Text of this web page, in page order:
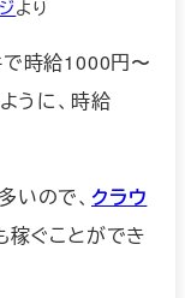
より
で時給1000円〜
うに、時給
いので、 クラウ
ぐことができ